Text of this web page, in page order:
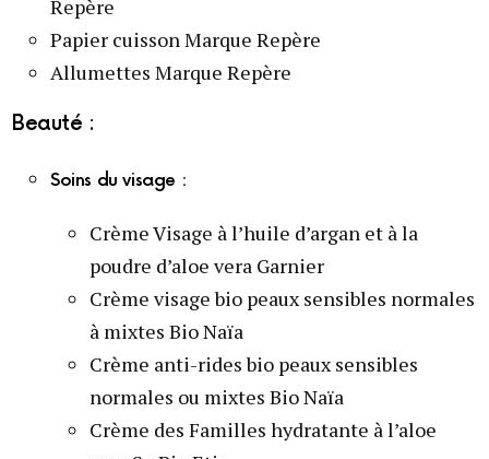
Repère
Papier cuisson Marque Repère
Allumettes Marque Repère
Beauté :
Soins du visage :
Crème Visage à l’huile d’argan et à la
poudre d’aloe vera Garnier
Crème visage bio peaux sensibles normales
à mixtes Bio Naïa
Crème anti-rides bio peaux sensibles
normales ou mixtes Bio Naïa
Crème des Familles hydratante à l’aloe